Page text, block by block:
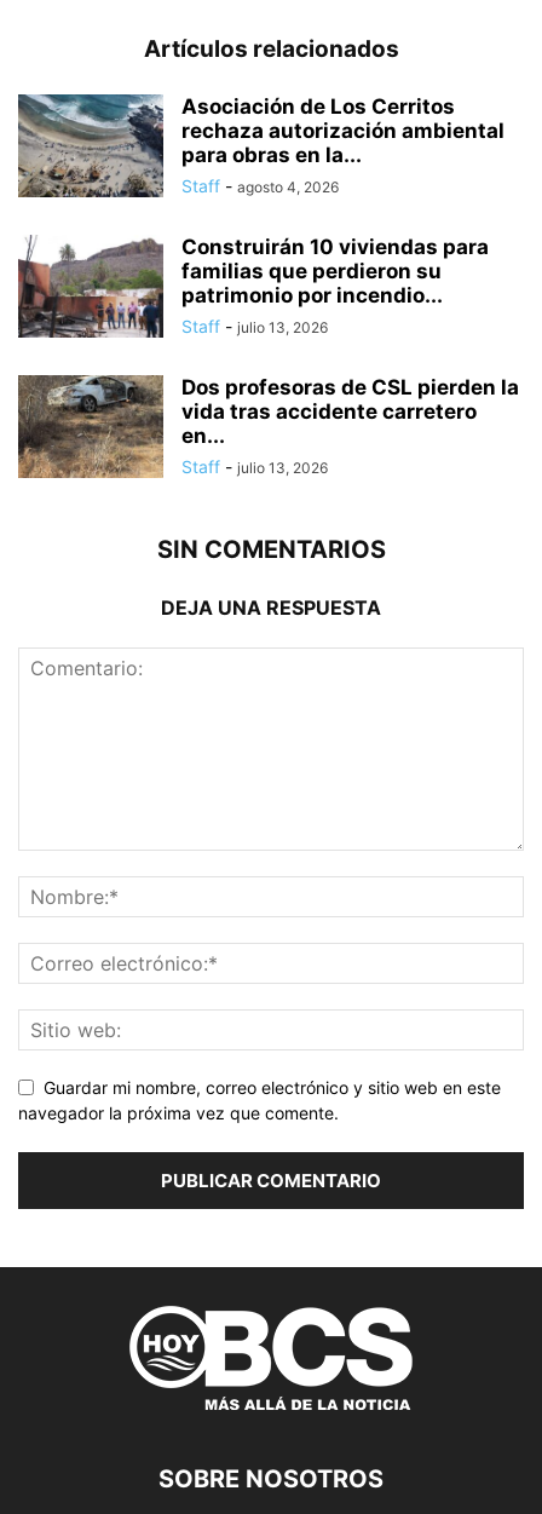
Artículos relacionados
Asociación de Los Cerritos
rechaza autorización ambiental
para obras en la...
Staff - agosto 4, 2026
Construirán 10 viviendas para
familias que perdieron su
patrimonio por incendio...
Staff - julio 13, 2026
Dos profesoras de CSL pierden la
vida tras accidente carretero
en...
Staff - julio 13, 2026
SIN COMENTARIOS
DEJA UNA RESPUESTA
Guardar mi nombre, correo electrónico y sitio web en este
navegador la próxima vez que comente.
SOBRE NOSOTROS